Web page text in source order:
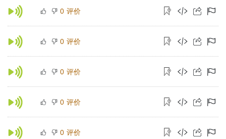
0 评价
0 评价
0 评价
0 评价
0 评价